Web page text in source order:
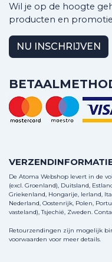
Wil je op de hoogte
producten en
NU INSCHRIJVEN
De Atoma Webshop levert in de
(excl. Groenland), Duitsland,
Griekenland, Hongarije, Ierland,
Nederland, Oostenrijk, Polen,
vasteland), Tsjechië, Zweden.
Retourzendingen zijn mogelijk
voorwaarden voor meer details.